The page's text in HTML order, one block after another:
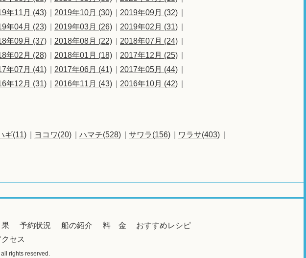
年11月 (43) 2019年10月 (30)
2019年09月 (32)
年04月 (23) 2019年03月 (26)
2019年02月 (31)
年09月 (37) 2018年08月 (22)
2018年07月 (24)
年02月 (28) 2018年01月 (18)
2017年12月 (25)
年07月 (41) 2017年06月 (41)
2017年05月 (44)
年12月 (31) 2016年11月 (43) 2016年10月 (42)
ギ(11) ヨコワ(20) ハマチ(528) サワラ(156)
ワラサ(403)
予約状況 船の紹介 料 金
おすすめレシピ
クセス
rights reserved.